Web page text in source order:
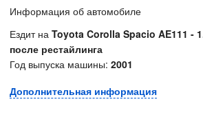
Информация об автомобиле
Ездит на Toyota Corolla Spacio AE111 -
после рестайлинга
Год выпуска машины: 2001
Дополнительная информация